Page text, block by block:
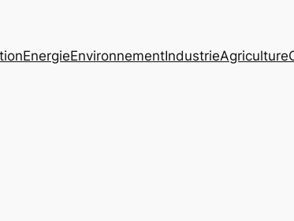
EnergieEnvironnementIndustrieAgriculture